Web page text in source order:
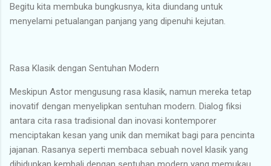
Begitu kita membuka bungkusnya, kita diundang untuk
menyelami petualangan panjang yang dipenuhi kejutan.
Rasa Klasik dengan Sentuhan Modern
Meskipun Astor mengusung rasa klasik, namun mereka tetap
inovatif dengan menyelipkan sentuhan modern. Dialog fiksi
antara cita rasa tradisional dan inovasi kontemporer
menciptakan kesan yang unik dan memikat bagi para pencinta
jajanan. Rasanya seperti membaca sebuah novel klasik yang